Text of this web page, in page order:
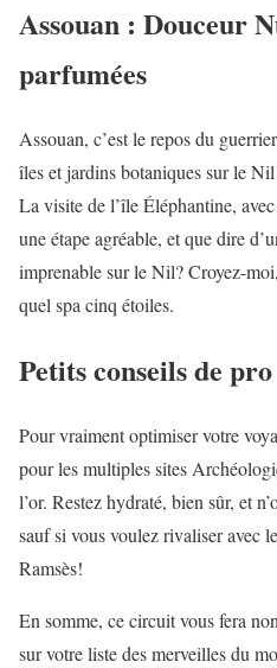
Assouan : Douceur
parfumées
Assouan, c’est le repos du
îles et jardins botaniques sur le
La visite de l’île Éléphantine,
une étape agréable, et que dire
imprenable sur le Nil? Croyez-
quel spa cinq étoiles.
Petits conseils de pro
Pour vraiment optimiser votre
pour les multiples sites
l’or. Restez hydraté, bien sûr, et
sauf si vous voulez rivaliser avec
Ramsès!
En somme, ce circuit vous fera
sur votre liste des merveilles du